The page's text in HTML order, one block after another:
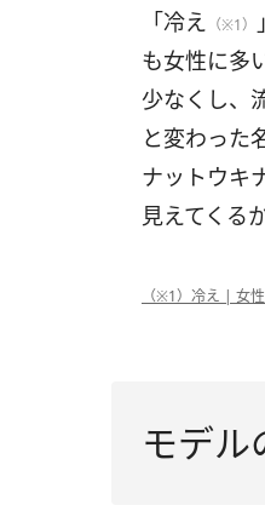
「冷え （※1）
も女性に多
少なくし、
と変わった
ナットウキ
見えてくる
（※1）冷え | 女
モデル